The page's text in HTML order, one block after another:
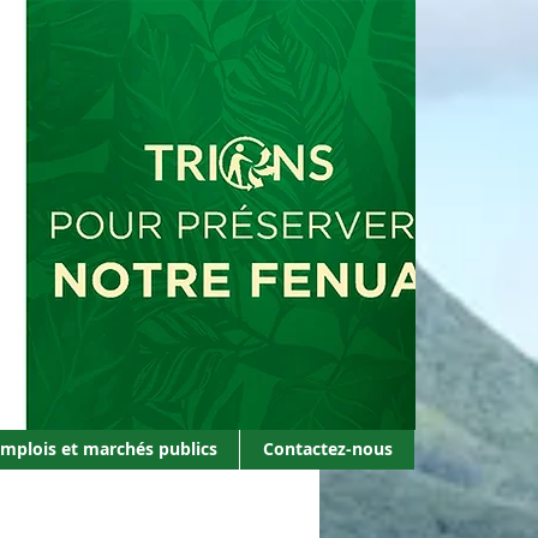
et marchés publics Contactez-nous
et marchés publics Contactez-nous